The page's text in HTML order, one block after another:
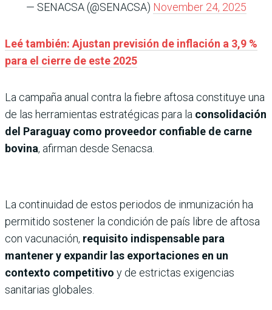
— SENACSA (@SENACSA) November 24, 2025
Leé también: Ajustan previsión de inflación a 3,9 %
para el cierre de este 2025
La campaña anual contra la fiebre aftosa constituye una
de las herramientas estratégicas para la consolidación
del Paraguay como proveedor confiable de carne
bovina, afirman desde Senacsa.
La continuidad de estos periodos de inmunización ha
permitido sostener la condición de país libre de aftosa
con vacunación, requisito indispensable para
mantener y expandir las exportaciones en un
contexto competitivo y de estrictas exigencias
sanitarias globales.